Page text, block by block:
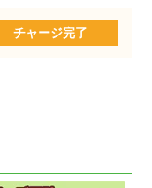
チャージ完了